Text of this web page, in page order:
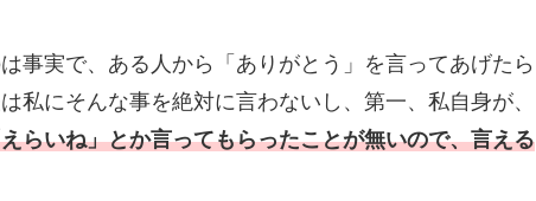
事実で、ある人から「ありがとう」を言ってあげたら
私にそんな事を絶対に言わないし、第一、私自身が、
らいね」とか言ってもらったことが無いので、言える